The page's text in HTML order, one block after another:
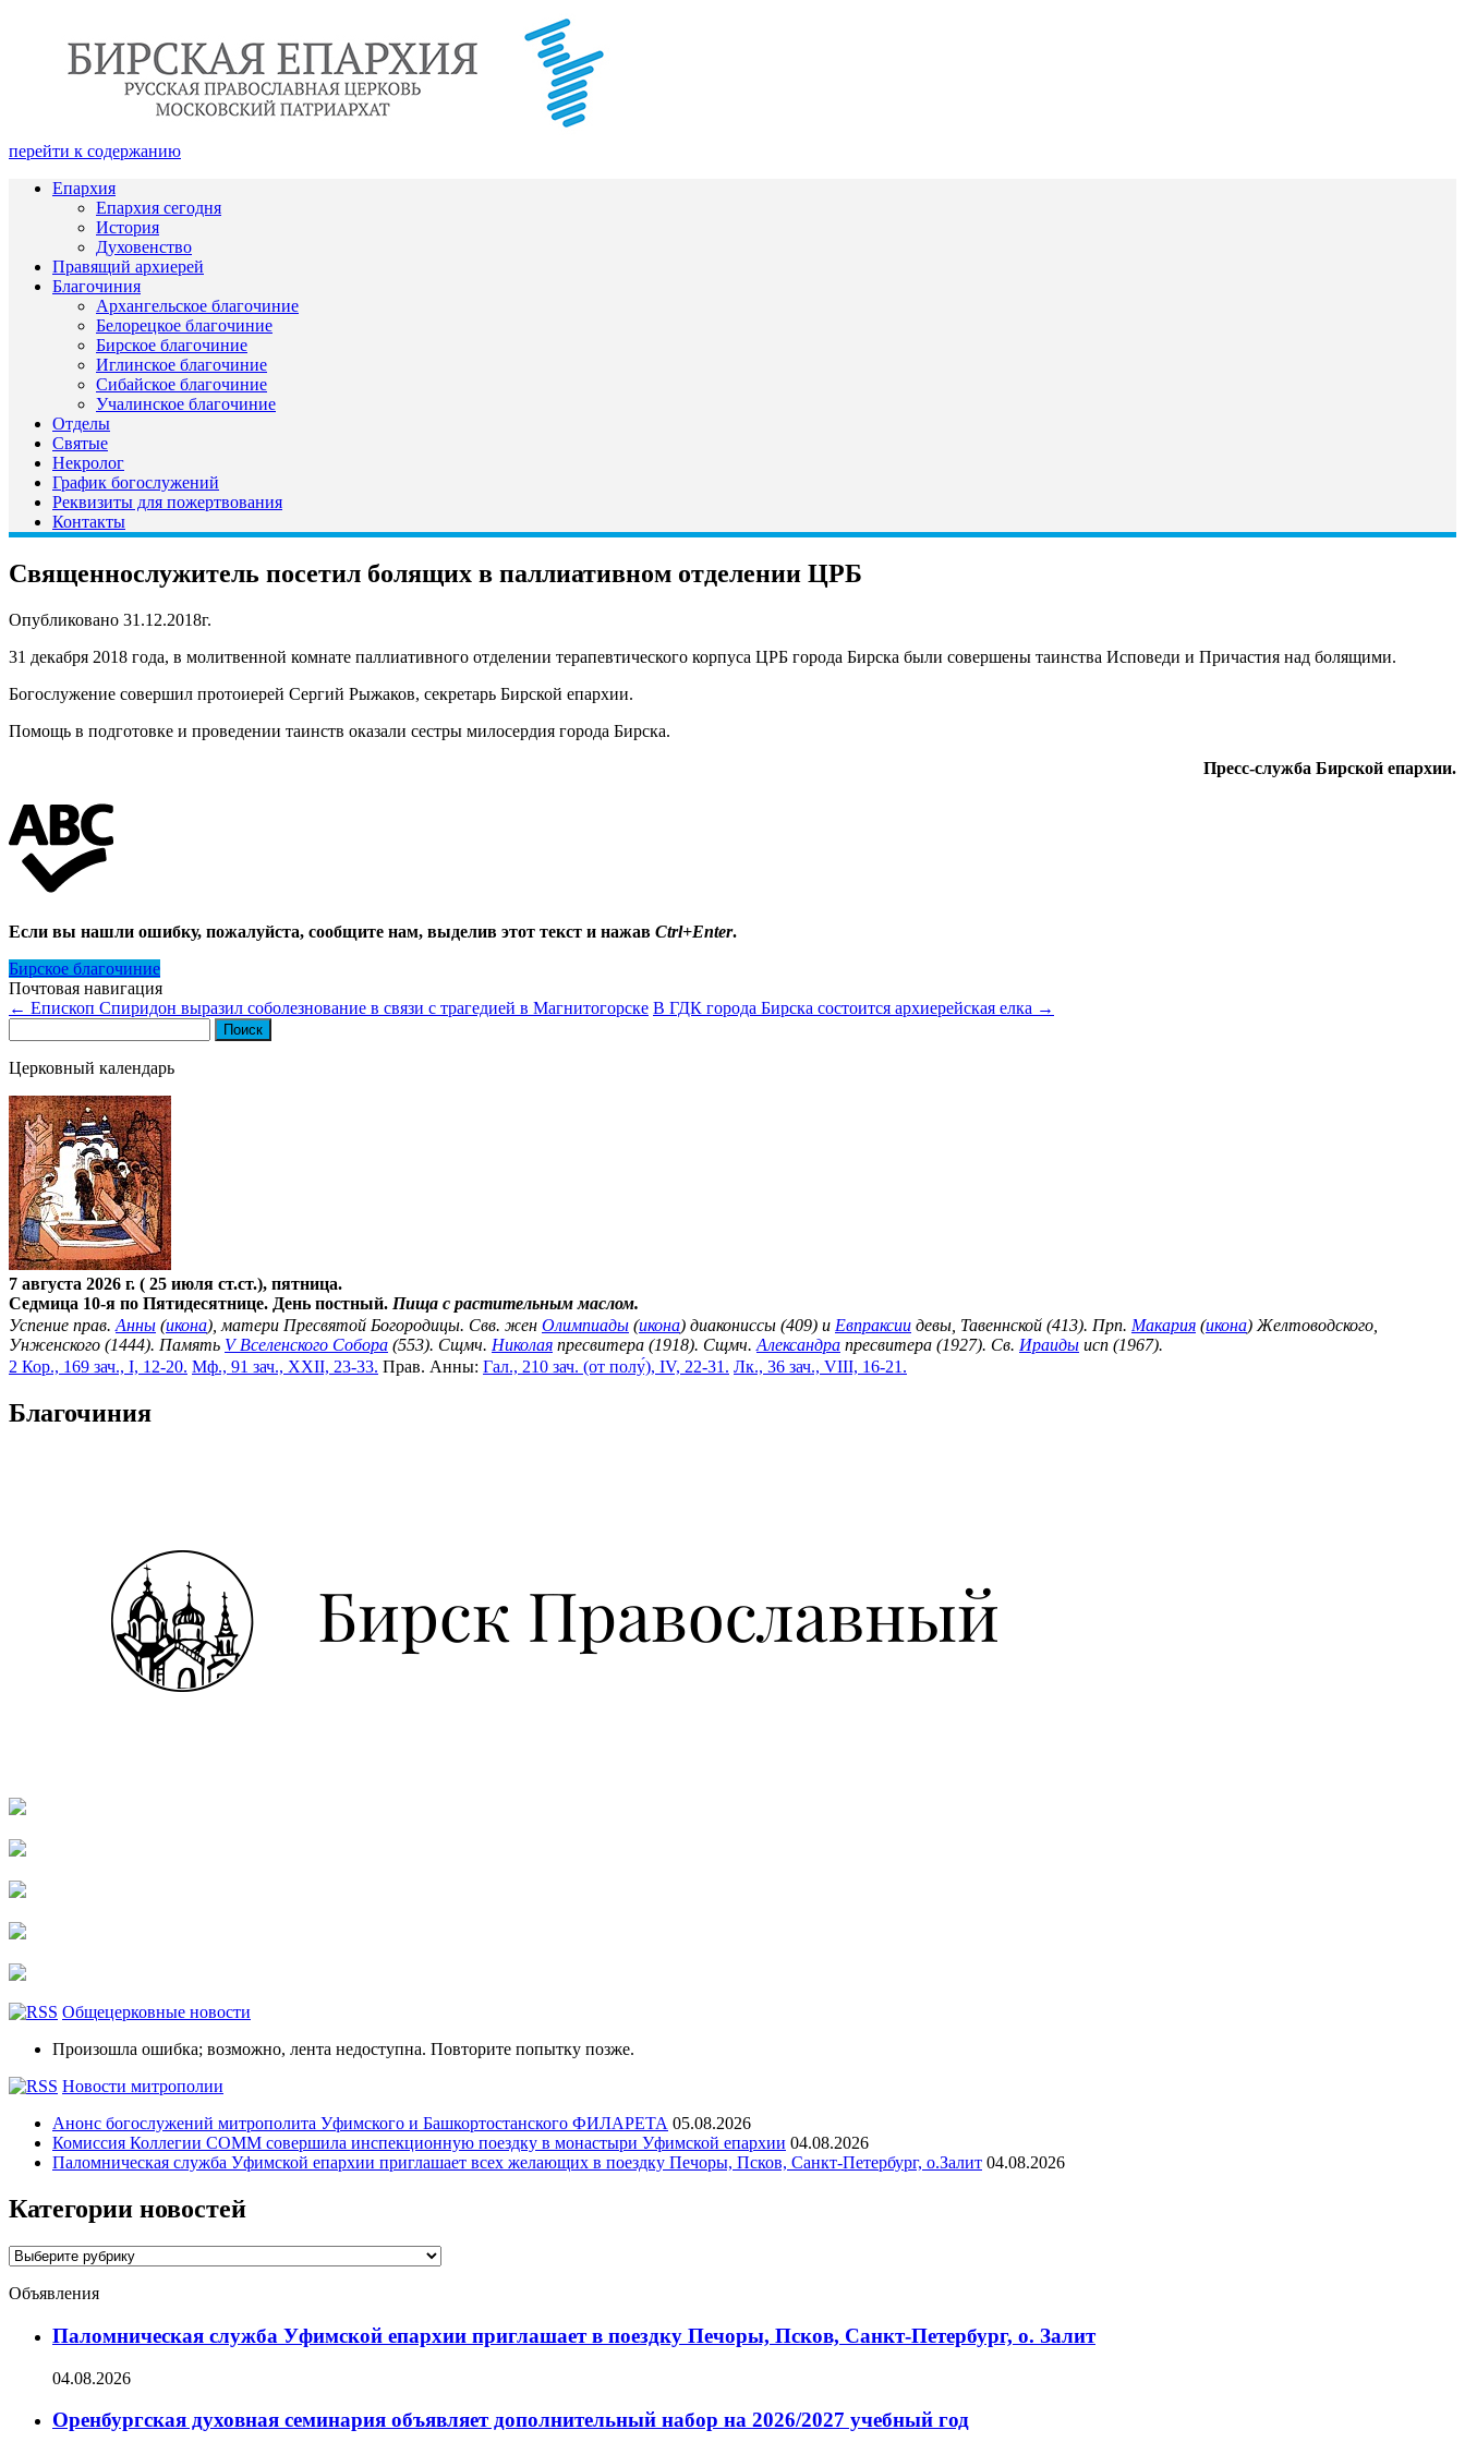
перейти к содержанию
Епархия
Епархия сегодня
История
Духовенство
Правящий архиерей
Благочиния
Архангельское благочиние
Белорецкое благочиние
Бирское благочиние
Иглинское благочиние
Сибайское благочиние
Учалинское благочиние
Отделы
Святые
Некролог
График богослужений
Реквизиты для пожертвования
Контакты
Священнослужитель посетил болящих в паллиативном отделении ЦРБ
Опубликовано 31.12.2018г.
31 декабря 2018 года, в молитвенной комнате паллиативного отделении терапевтического корпуса ЦРБ города Бирска были совершены таинства Исповеди и Причастия над болящими.
Богослужение совершил протоиерей Сергий Рыжаков, секретарь Бирской епархии.
Помощь в подготовке и проведении таинств оказали сестры милосердия города Бирска.
Пресс-служба Бирской епархии.
Если вы нашли ошибку, пожалуйста, сообщите нам, выделив этот текст и нажав Ctrl+Enter.
Бирское благочиние
Почтовая навигация
← Епископ Спиридон выразил соболезнование в связи с трагедией в Магнитогорске В ГДК города Бирска состоится архиерейская елка →
Церковный календарь
7 августа 2026 г. ( 25 июля ст.ст.), пятница.
Седмица 10-я по Пятидесятнице. День постный. Пища с растительным маслом.
Успение прав. Анны (икона), матери Пресвятой Богородицы. Свв. жен Олимпиады (икона) диакониссы (409) и Евпраксии девы, Тавеннской (413). Прп. Макария (икона) Желтоводского,
Унженского (1444). Память V Вселенского Собора (553). Сщмч. Николая пресвитера (1918). Сщмч. Александра пресвитера (1927). Св. Ираиды исп (1967).
2 Кор., 169 зач., I, 12-20. Мф., 91 зач., XXII, 23-33. Прав. Анны: Гал., 210 зач. (от полу́), IV, 22-31. Лк., 36 зач., VIII, 16-21.
Благочиния
Общецерковные новости
Произошла ошибка; возможно, лента недоступна. Повторите попытку позже.
Новости митрополии
Анонс богослужений митрополита Уфимского и Башкортостанского ФИЛАРЕТА 05.08.2026
Комиссия Коллегии СОММ совершила инспекционную поездку в монастыри Уфимской епархии 04.08.2026
Паломническая служба Уфимской епархии приглашает всех желающих в поездку Печоры, Псков, Санкт-Петербург, о.Залит 04.08.2026
Категории новостей
Категории
Объявления
Паломническая служба Уфимской епархии приглашает в поездку Печоры, Псков, Санкт-Петербург, о. Залит
04.08.2026
Оренбургская духовная семинария объявляет дополнительный набор на 2026/2027 учебный год